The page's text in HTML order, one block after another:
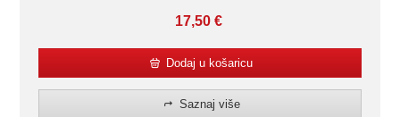
17,50 €
Dodaj u košaricu
Saznaj više